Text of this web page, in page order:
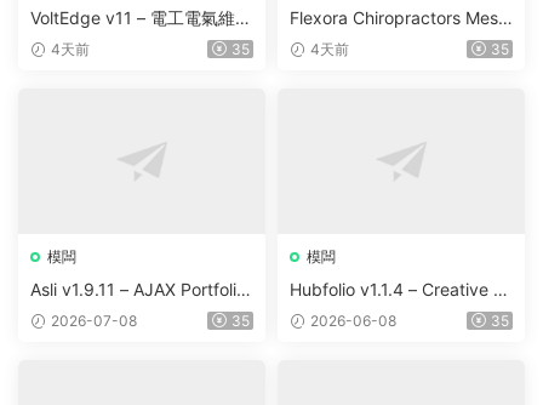
VoltEdge v11 – 電工電氣維修
WordPress 主題
4天前 35
Flexora Chiropractors Mess
age and Physical Therapist
4天前 35
模闆
Asli v1.9.11 – AJAX Portfolio
Elementor WordPress Them
2026-07-08 35
模闆
Hubfolio v1.1.4 – Creative P
ortfolio & Digital Agency Wo
2026-06-08 35